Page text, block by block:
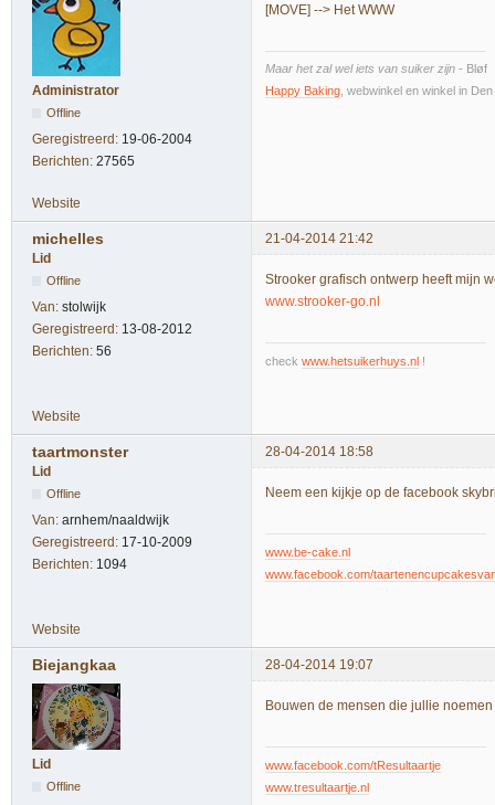
Administrator
Offline
Geregistreerd: 19-06-2004
Berichten: 27565
[MOVE] --> Het WWW
Maar het zal wel iets van suiker zijn - Bløf
Happy Baking, webwinkel en winkel in
Website
michelles
21-04-2014 21:42
Lid
Offline
Van: stolwijk
Geregistreerd: 13-08-2012
Berichten: 56
Strooker grafisch ontwerp heeft mijn
www.strooker-go.nl
check www.hetsuikerhuys.nl !
Website
taartmonster
28-04-2014 18:58
Lid
Offline
Van: arnhem/naaldwijk
Geregistreerd: 17-10-2009
Berichten: 1094
Neem een kijkje op de facebook
www.be-cake.nl
www.facebook.com/
Website
Biejangkaa 28-04-2014 19:07
Lid
Offline
Bouwen de mensen die jullie
www.facebook.com/tResultaartje
www.tresultaartje.nl